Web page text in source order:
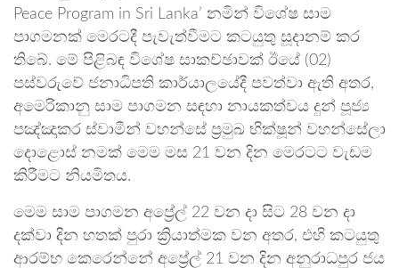
Peace Program in Sri Lanka’ නමින් විශේෂ සාම
පාගමනක් මෙරටදී පැවැත්වීමට කටයුතු සූදානම් කර
තිබේ. මේ පිළිබඳ විශේෂ සාකච්ඡාවක් ඊයේ (02)
පස්වරුවේ ජනාධිපති කාර්යාලයේදී පවත්වා ඇති අතර,
අමෙරිකානු සාම පාගමන සඳහා නායකත්වය දුන් පූජ්‍ය
පඤ්ඤාකර ස්වාමීන් වහන්සේ ප්‍රමුඛ භික්ෂූන් වහන්සේලා
දොළොස් නමක් මෙම මස 21 වන දින මෙරටට වැඩම
කිරීමට නියමිතය.
මෙම සාම පාගමන අප්‍රේල් 22 වන දා සිට 28 වන දා
දක්වා දින හතක් පුරා ක්‍රියාත්මක වන අතර, එහි කටයුතු
ආරම්භ කෙරෙන්නේ අප්‍රේල් 21 වන දින අනුරාධපුර ජය